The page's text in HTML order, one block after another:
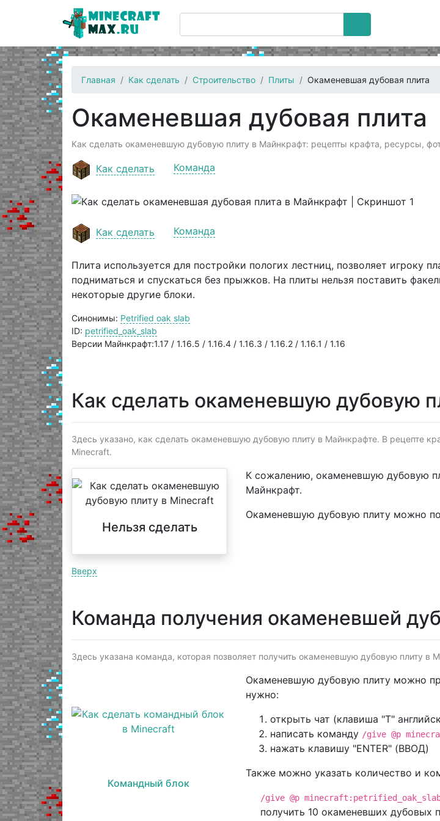
Главная Как сделать Строительство Плиты Окаменевшая дубовая плита
Окаменевшая дубовая плита
Как сделать окаменевшую дубовую плиту в Майнкрафт: рецепты крафта, ресурсы,
Как сделать Команда
Как сделать Команда
Плита используется для постройки пологих лестниц, позволяет игроку
подниматься и спускаться без прыжков. На плиты нельзя поставить
некоторые другие блоки.
Синонимы: Petrified oak slab
ID: petrified_oak_slab
Версии Майнкрафт:1.17 / 1.16.5 / 1.16.4 / 1.16.3 / 1.16.2 / 1.16.1 / 1.16
Как сделать окаменевшую дубовую
Здесь указано, как сделать окаменевшую дубовую плиту в Майнкрафте. В рецепте
Minecraft.
Нельзя сделать
К сожалению, окаменевшую дубовую
Майнкрафт.
Окаменевшую дубовую плиту можно
Вверх
Команда получения окаменевшей
Здесь указана команда, которая позволяет получить окаменевшую дубовую плиту
Командный блок
Окаменевшую дубовую плиту можно
нужно:
открыть чат (клавиша "T"
написать команду /give @p
нажать клавишу "ENTER" (ВВОД)
Также можно указать количество и
/give @p
получить 10 окаменевших дубовых